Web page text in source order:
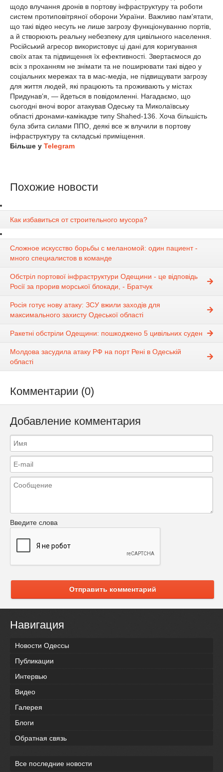
щодо влучання дронів в портову інфраструктуру та роботи
систем протиповітряної оборони України. Важливо пам'ятати,
що такі відео несуть не лише загрозу функціонуванню портів,
а й створюють реальну небезпеку для цивільного населення.
Російський агресор використовує ці дані для коригування
своїх атак та підвищення їх ефективності. Звертаємося до
всіх з проханням не знімати та не поширювати такі відео у
соціальних мережах та в мас-медіа, не підвищувати загрозу
для життя людей, які працюють та проживають у містах
Придунав’я, — йдеться в повідомленні. Нагадаємо, що
сьогодні вночі ворог атакував Одеську та Миколаївську
області дронами-камікадзе типу Shahed-136. Хоча більшість
була збита силами ППО, деякі все ж влучили в портову
інфраструктуру та складські приміщення.
Більше у Telegram
Похожие новости
Как избавиться от строительного мусора?
Сложное искусство борьбы с меланомой: один пациент -
много специалистов в команде
Обстріл портової інфраструктури Одещини - це відповідь
Росії за прорив морської блокади, - Братчук
Росія готує нову атаку: ЗСУ вжили заходів для
максимального захисту Одеської області
Ракетні обстріли Одещини: пошкоджено 5 цивільних суден
Молдова засудила атаку РФ на порт Рені в Одеській
області
Комментарии (0)
Добавление комментария
Введите слова
Отправить комментарий
Навигация
Новости Одессы
Публикации
Интервью
Видео
Галерея
Блоги
Обратная связь
Все последние новости